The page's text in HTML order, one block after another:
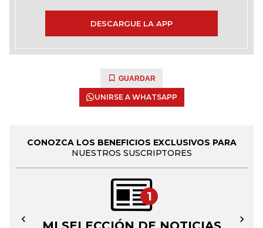
DESCARGUE LA APP
GUARDAR
UNIRSE A WHATSAPP
CONOZCA LOS BENEFICIOS EXCLUSIVOS PARA
NUESTROS SUSCRIPTORES
1
← →